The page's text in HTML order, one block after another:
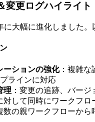
変更ログハイライト
に大幅に進化しました
ーションの強化：複雑な
ラインに対応
理 ：変更の追跡、バー
対して同時にワークフ
数の親ワークフローか